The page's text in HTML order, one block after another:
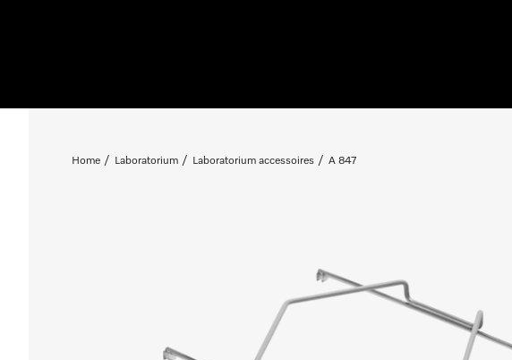
Home Laboratorium Laboratorium accessoires A 847